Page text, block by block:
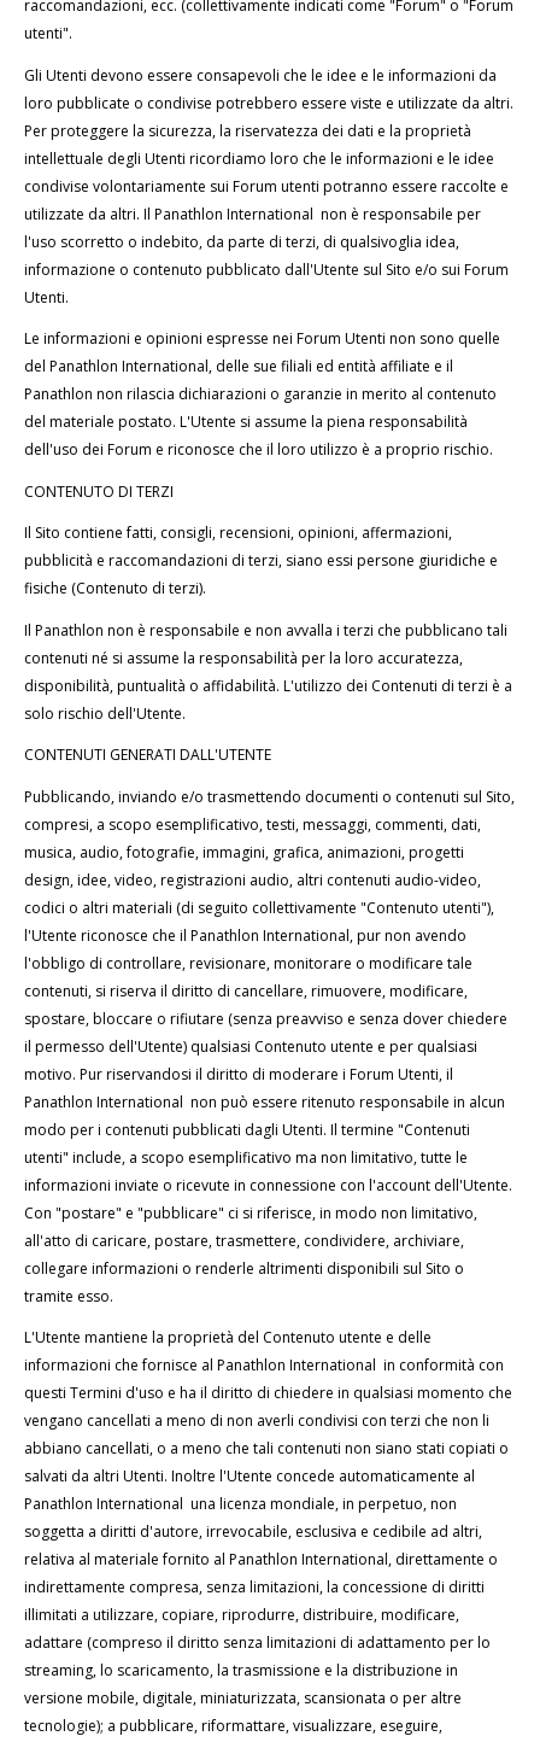
raccomandazioni, ecc. (collettivamente indicati come "Forum" o "Forum
utenti".
Gli Utenti devono essere consapevoli che le idee e le informazioni da
loro pubblicate o condivise potrebbero essere viste e utilizzate da altri.
Per proteggere la sicurezza, la riservatezza dei dati e la proprietà
intellettuale degli Utenti ricordiamo loro che le informazioni e le idee
condivise volontariamente sui Forum utenti potranno essere raccolte e
utilizzate da altri. Il Panathlon International non è responsabile per
l'uso scorretto o indebito, da parte di terzi, di qualsivoglia idea,
informazione o contenuto pubblicato dall'Utente sul Sito e/o sui Forum
Utenti.
Le informazioni e opinioni espresse nei Forum Utenti non sono quelle
del Panathlon International, delle sue filiali ed entità affiliate e il
Panathlon non rilascia dichiarazioni o garanzie in merito al contenuto
del materiale postato. L'Utente si assume la piena responsabilità
dell'uso dei Forum e riconosce che il loro utilizzo è a proprio rischio.
CONTENUTO DI TERZI
Il Sito contiene fatti, consigli, recensioni, opinioni, affermazioni,
pubblicità e raccomandazioni di terzi, siano essi persone giuridiche e
fisiche (Contenuto di terzi).
Il Panathlon non è responsabile e non avvalla i terzi che pubblicano tali
contenuti né si assume la responsabilità per la loro accuratezza,
disponibilità, puntualità o affidabilità. L'utilizzo dei Contenuti di terzi è a
solo rischio dell'Utente.
CONTENUTI GENERATI DALL'UTENTE
Pubblicando, inviando e/o trasmettendo documenti o contenuti sul Sito,
compresi, a scopo esemplificativo, testi, messaggi, commenti, dati,
musica, audio, fotografie, immagini, grafica, animazioni, progetti
design, idee, video, registrazioni audio, altri contenuti audio-video,
codici o altri materiali (di seguito collettivamente "Contenuto utenti"),
l'Utente riconosce che il Panathlon International, pur non avendo
l'obbligo di controllare, revisionare, monitorare o modificare tale
contenuti, si riserva il diritto di cancellare, rimuovere, modificare,
spostare, bloccare o rifiutare (senza preavviso e senza dover chiedere
il permesso dell'Utente) qualsiasi Contenuto utente e per qualsiasi
motivo. Pur riservandosi il diritto di moderare i Forum Utenti, il
Panathlon International non può essere ritenuto responsabile in alcun
modo per i contenuti pubblicati dagli Utenti. Il termine "Contenuti
utenti" include, a scopo esemplificativo ma non limitativo, tutte le
informazioni inviate o ricevute in connessione con l'account dell'Utente.
Con "postare" e "pubblicare" ci si riferisce, in modo non limitativo,
all'atto di caricare, postare, trasmettere, condividere, archiviare,
collegare informazioni o renderle altrimenti disponibili sul Sito o
tramite esso.
L'Utente mantiene la proprietà del Contenuto utente e delle
informazioni che fornisce al Panathlon International in conformità con
questi Termini d'uso e ha il diritto di chiedere in qualsiasi momento che
vengano cancellati a meno di non averli condivisi con terzi che non li
abbiano cancellati, o a meno che tali contenuti non siano stati copiati o
salvati da altri Utenti. Inoltre l'Utente concede automaticamente al
Panathlon International una licenza mondiale, in perpetuo, non
soggetta a diritti d'autore, irrevocabile, esclusiva e cedibile ad altri,
relativa al materiale fornito al Panathlon International, direttamente o
indirettamente compresa, senza limitazioni, la concessione di diritti
illimitati a utilizzare, copiare, riprodurre, distribuire, modificare,
adattare (compreso il diritto senza limitazioni di adattamento per lo
streaming, lo scaricamento, la trasmissione e la distribuzione in
versione mobile, digitale, miniaturizzata, scansionata o per altre
tecnologie); a pubblicare, riformattare, visualizzare, eseguire,